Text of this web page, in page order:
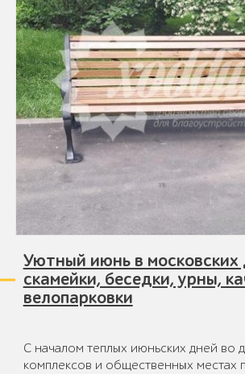
Уютный июнь в московских
скамейки, беседки, урны,
велопарковки
С началом теплых июньских дней во
комплексов и общественных местах